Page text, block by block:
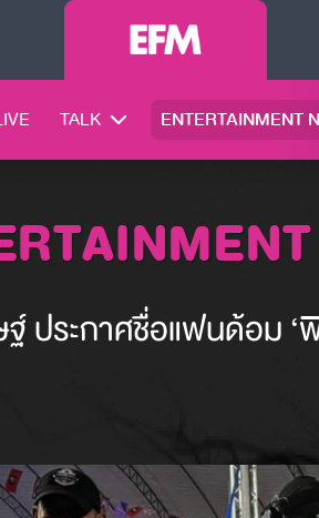
TALK ENTERTAINMENT
ประกาศชื่อแฟนด้อม ‘